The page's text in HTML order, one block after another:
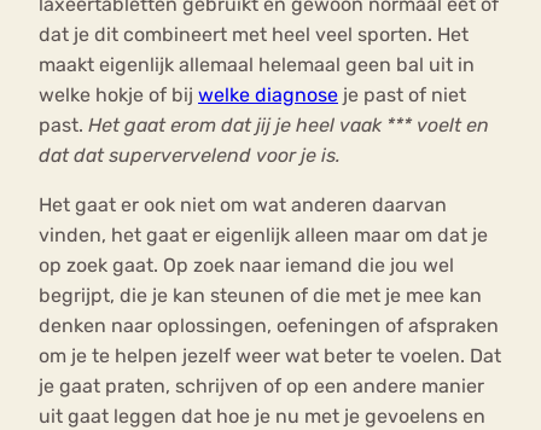
laxeertabletten gebruikt en gewoon normaal eet of
dat je dit combineert met heel veel sporten. Het
maakt eigenlijk allemaal helemaal geen bal uit in
welke hokje of bij welke diagnose je past of niet
past. Het gaat erom dat jij je heel vaak *** voelt en
dat dat supervervelend voor je is.
Het gaat er ook niet om wat anderen daarvan
vinden, het gaat er eigenlijk alleen maar om dat je
op zoek gaat. Op zoek naar iemand die jou wel
begrijpt, die je kan steunen of die met je mee kan
denken naar oplossingen, oefeningen of afspraken
om je te helpen jezelf weer wat beter te voelen. Dat
je gaat praten, schrijven of op een andere manier
uit gaat leggen dat hoe je nu met je gevoelens en